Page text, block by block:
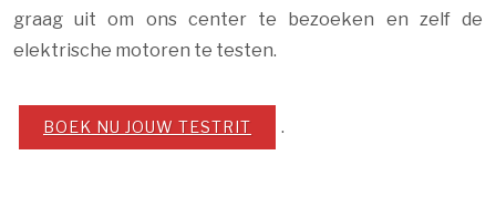
graag uit om ons center te bezoeken en zelf de
elektrische motoren te testen.
BOEK NU JOUW TESTRIT .